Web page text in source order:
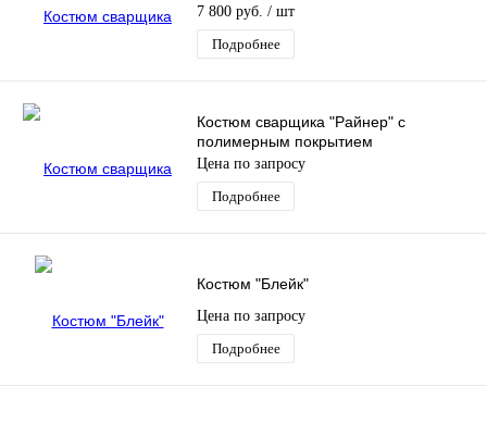
7 800 руб. / шт
Подробнее
Костюм сварщика "Райнер" с
полимерным покрытием
Цена по запросу
Подробнее
Костюм "Блейк"
Цена по запросу
Подробнее